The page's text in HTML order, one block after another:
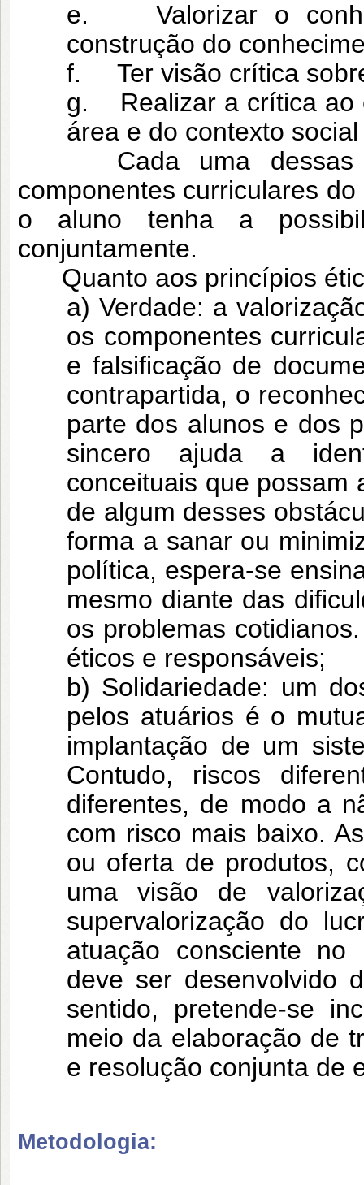
e. Valorizar o
construção do
f. Ter visão crítica
g. Realizar a crítica ao
área e do contexto
Cada uma dessas
componentes curriculares
o aluno tenha a
conjuntamente.
Quanto aos princípios
a) Verdade: a
os componentes
e falsificação de
contrapartida, o
parte dos alunos e dos
sincero ajuda a
conceituais que possam
de algum desses
forma a sanar ou
política, espera-se
mesmo diante das
os problemas
éticos e responsáveis;
b) Solidariedade: um
pelos atuários é o
implantação de um
Contudo, riscos
diferentes, de modo a
com risco mais baixo.
ou oferta de produtos,
uma visão de
supervalorização do
atuação consciente
deve ser desenvolvido
sentido, pretende-se
meio da elaboração de
e resolução conjunta de
Metodologia: